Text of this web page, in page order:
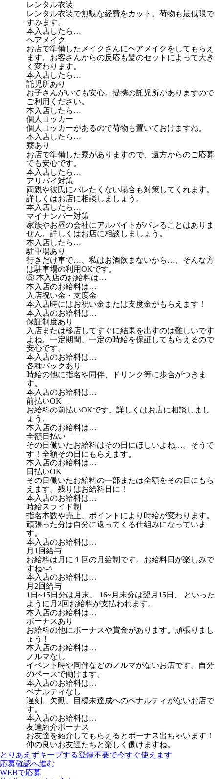
レンタル衣装
レンタル衣装で無駄な経費をカット。荷物も最低限で
すみます。
本入店したら…
ヘアメイク
お店で準備したメイクさんにヘアメイクをしてもらえ
ます。お客さんからの反応も髪のセットによって大き
く変わります。
本入店したら…
託児所あり
お子さんがいても安心。提携の託児所がありますので
ご利用ください。
本入店したら…
個人ロッカー
個人ロッカーがあるので荷物も置いておけますね。
本入店したら…
寮あり
お店で準備した寮がありますので、遠方からのご応募
でも安心です。
本入店したら…
アリバイ対策
両親や彼氏にバレたくない場合も対策してくれます。
詳しくはお店に相談しましょう。
本入店したら…
マイナンバー対策
家族やお昼の会社にアルバイトがバレることはありま
せん。詳しくはお店に相談しましょう。
本入店したら…
駐車場あり
行きだけ車で…、私はお酒飲まないから…、そんな方
は駐車場の利用OKです。
⑤ 本入店のお給料は…
本入店のお給料は…
入店祝い金・支度金
本入店時にはお祝い金または支度金がもらえます！
本入店のお給料は…
保証制度あり
入店または移店してすぐに結果を出すのは難しいです
よね。一定期間、一定の時給を保証してもらえるので
安心です。
本入店のお給料は…
各種バックあり
時給の他に指名や同伴、ドリンク等に歩合がつきま
す。
本入店のお給料は…
前払いOK
お給料の前払いOKです。詳しくはお店に相談しまし
ょう。
本入店のお給料は…
全額日払い
その日働いたお給料はその日にほしいよね…。そうで
す！全額その日にもらえます。
本入店のお給料は…
日払いOK
その日働いたお給料の一部または全額をその日にもら
えます。残りはお給料日に！
本入店のお給料は…
時給スライド制
指名本数や売上、ポイントにより時給が変わります。
頑張った分は自分に返ってくる仕組みになっていま
す。
本入店のお給料は…
月1回給与
お給料は月に１回の月給制です。お給料日が楽しみで
すね^-^
本入店のお給料は…
月2回給与
1日~15日分は月末、 16~月末分は翌月15日、 といった
ように月2回お給料が支払われます。
本入店のお給料は…
ボーナスあり
お給料の他にボーナスや賞金があります。頑張りまし
ょう！
本入店のお給料は…
ノルマなし
イベント時や同伴などのノルマがないお店です。自分
のペースで働けます。
本入店のお給料は…
ペナルティなし
遅刻、欠勤、目標未達成へのペナルティがないお店で
す。
本入店のお給料は…
友達紹介ボーナス
お友達を紹介してもらえるとボーナス出ちゃいます！
仲の良いお友達たちと楽しく働けますね。
とりあえずキープする登録不要で今すぐ使えます
応募確認へ進む
WEBで応募